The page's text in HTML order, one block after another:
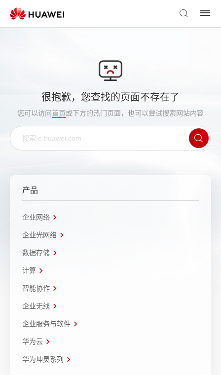
很抱歉，您查找的页面不存在了
您可以访问首页或下方的热门页面，也可以尝试搜索网站内容
产品
企业网络
企业光网络
数据存储
计算
智能协作
企业无线
企业服务与软件
华为云
华为坤灵系列